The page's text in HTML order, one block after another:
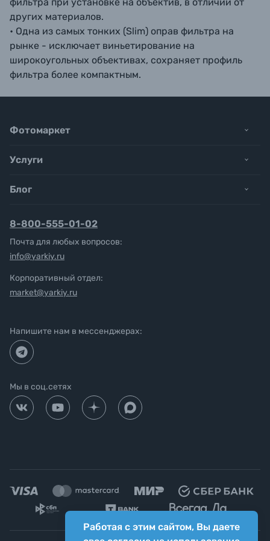
других материалов.
• Одна из самых тонких (Slim) оправ фильтра на
рынке - исключает виньетирование на
широкоугольных объективах, сохраняет профиль
фильтра более компактным.
Работая с этим сайтом, Вы даете
Фотомаркет
Услуги
Блог
8-800-555-01-02
Почта для любых вопросов:
info@yarkiy.ru
Корпоративный отдел:
market@yarkiy.ru
Напишите нам в мессенджерах:
Мы в соц.сетях